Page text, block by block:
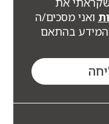
ה
בהתאם